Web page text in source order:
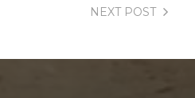
NEXTPOST